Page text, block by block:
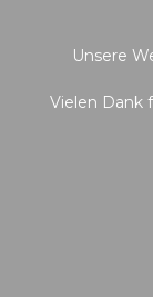
Unsere
Vielen Dank